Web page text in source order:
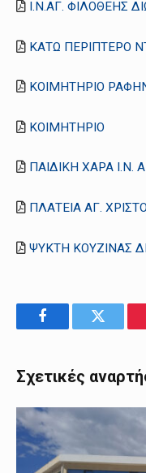
Ι.Ν.ΑΓ. ΦΙΛΟΘΕΗΣ
ΚΑΤΩ ΠΕΡΙΠΤΕΡΟ
ΚΟΙΜΗΤΗΡΙΟ
ΚΟΙΜΗΤΗΡΙΟ
ΠΑΙΔΙΚΗ ΧΑΡΑ Ι.Ν.
ΠΛΑΤΕΙΑ ΑΓ.
ΨΥΚΤΗ ΚΟΥΖΙΝΑΣ
FacebookTwitter
Σχετικές